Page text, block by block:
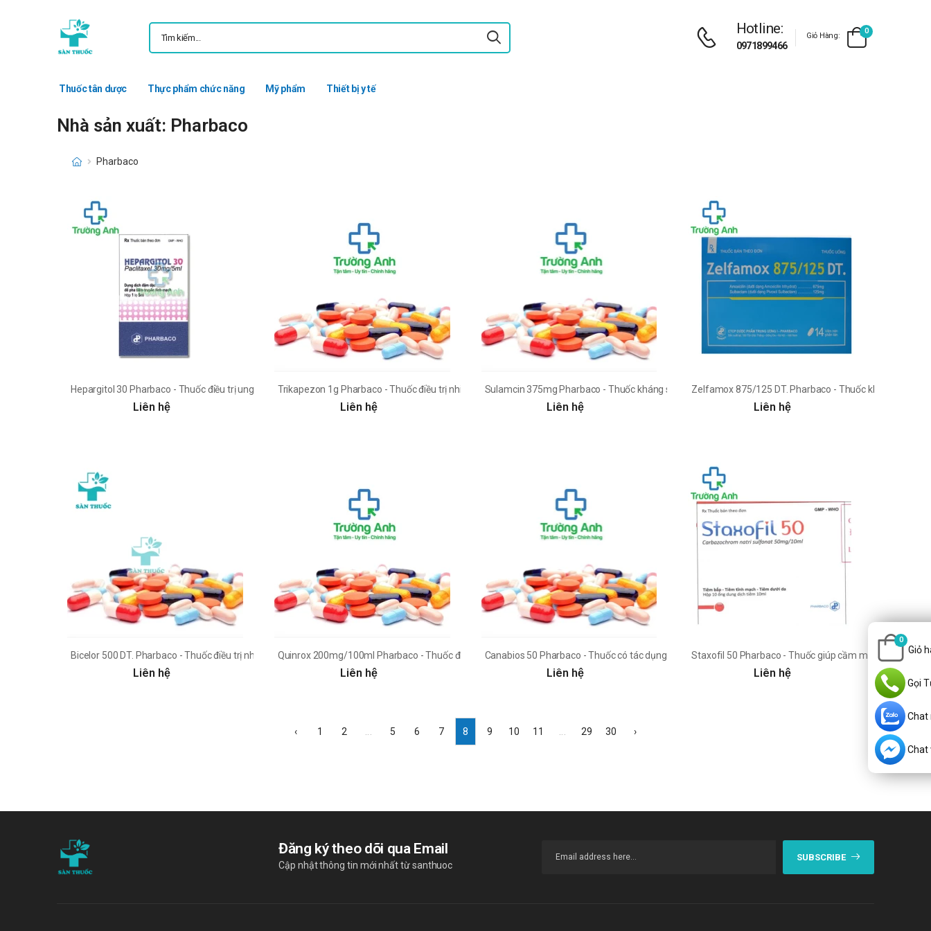
Hotline:
0971899466
Giỏ Hàng:
0
Thuốc tân dược Thực phẩm chức năng Mỹ phẩm Thiết bị y tế
Nhà sản xuất: Pharbaco
Pharbaco
Hepargitol 30 Pharbaco - Thuốc điều trị ung thư hiệu quả
Liên hệ
Trikapezon 1g Pharbaco - Thuốc điều trị nhiễm khuẩn hiệu quả
Liên hệ
Sulamcin 375mg Pharbaco - Thuốc kháng sinh điều trị nhiễm khuẩn
Liên hệ
Zelfamox 875/125 DT. Pharbaco - Thuốc kháng sinh
Liên hệ
Bicelor 500 DT. Pharbaco - Thuốc điều trị nhiễm khuẩn hiệu quả
Liên hệ
Quinrox 200mg/100ml Pharbaco - Thuốc điều trị nhiễm khuẩn hiệu quả
Liên hệ
Canabios 50 Pharbaco - Thuốc có tác dụng cầm máu hiệu quả
Liên hệ
Staxofil 50 Pharbaco - Thuốc giúp cầm máu hiệu quả
Liên hệ
‹ 1 2 5 6 7 8 9 10 11 29 30 ›
Đăng ký theo dõi qua Email
Cập nhật thông tin mới nhất từ santhuoc
SUBSCRIBE
0
Giỏ
Gọi
Chat
Chat